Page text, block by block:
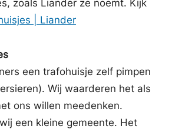
zoals Liander ze noemt. Kijk
| Liander
een trafohuisje zelf pimpen
Wij waarderen het als
ons willen meedenken.
een kleine gemeente. Het